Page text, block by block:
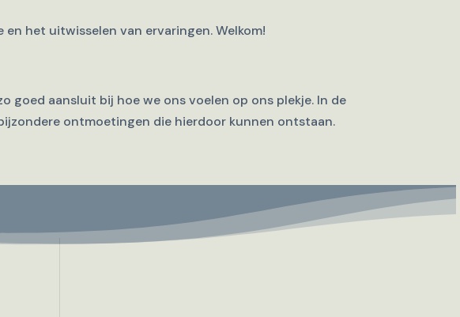
het uitwisselen van ervaringen. Welkom!
goed aansluit bij hoe we ons voelen op ons plekje. In de
ontmoetingen die hierdoor kunnen ontstaan.